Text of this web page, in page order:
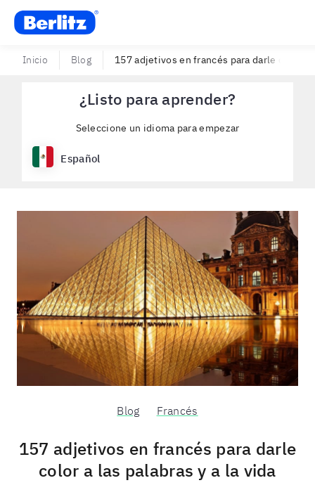
Berlitz USA
Inicio Blog 157 adjetivos en francés para darle color a
¿Listo para aprender?
Seleccione un idioma para empezar
Español
Blog Francés
157 adjetivos en francés para darle
color a las palabras y a la vida